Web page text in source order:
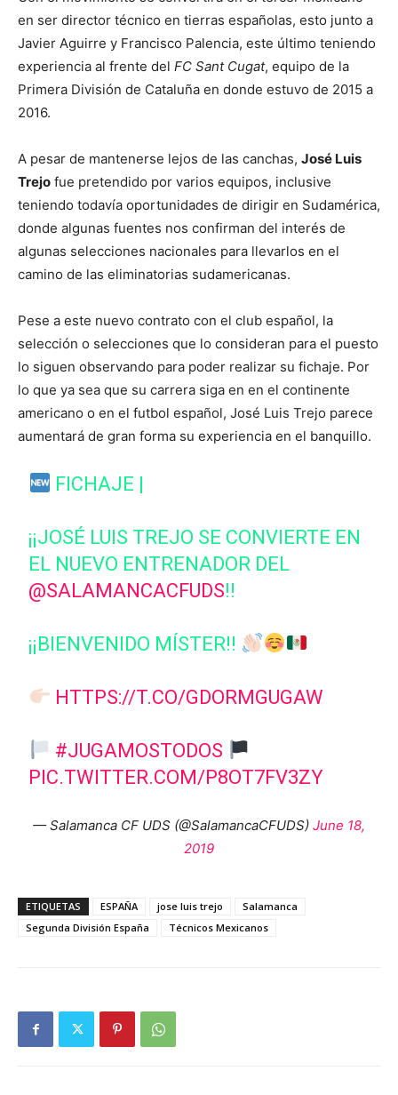
en ser director técnico en tierras españolas, esto junto a
Javier Aguirre y Francisco Palencia, este último teniendo
experiencia al frente del FC Sant Cugat, equipo de la
Primera División de Cataluña en donde estuvo de 2015 a
2016.
A pesar de mantenerse lejos de las canchas, José Luis
Trejo fue pretendido por varios equipos, inclusive
teniendo todavía oportunidades de dirigir en Sudamérica,
donde algunas fuentes nos confirman del interés de
algunas selecciones nacionales para llevarlos en el
camino de las eliminatorias sudamericanas.
Pese a este nuevo contrato con el club español, la
selección o selecciones que lo consideran para el puesto
lo siguen observando para poder realizar su fichaje. Por
lo que ya sea que su carrera siga en en el continente
americano o en el futbol español, José Luis Trejo parece
aumentará de gran forma su experiencia en el banquillo.
FICHAJE |
¡¡JOSÉ LUIS TREJO SE CONVIERTE EN
EL NUEVO ENTRENADOR DEL
@SALAMANCACFUDS!!
¡¡BIENVENIDO MÍSTER!!
HTTPS://T.CO/GDORMGUGAW
#JUGAMOSTODOS
PIC.TWITTER.COM/P8OT7FV3ZY
— Salamanca CF UDS (@SalamancaCFUDS) June 18,
2019
ETIQUETAS ESPAÑA jose luis trejo
Salamanca
Segunda División España
Técnicos Mexicanos